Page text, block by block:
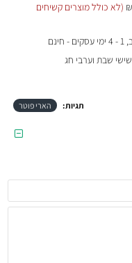
(לא כולל מוצרים קשיחים
שבת וערבי חג
תגיות: הארי פוטר